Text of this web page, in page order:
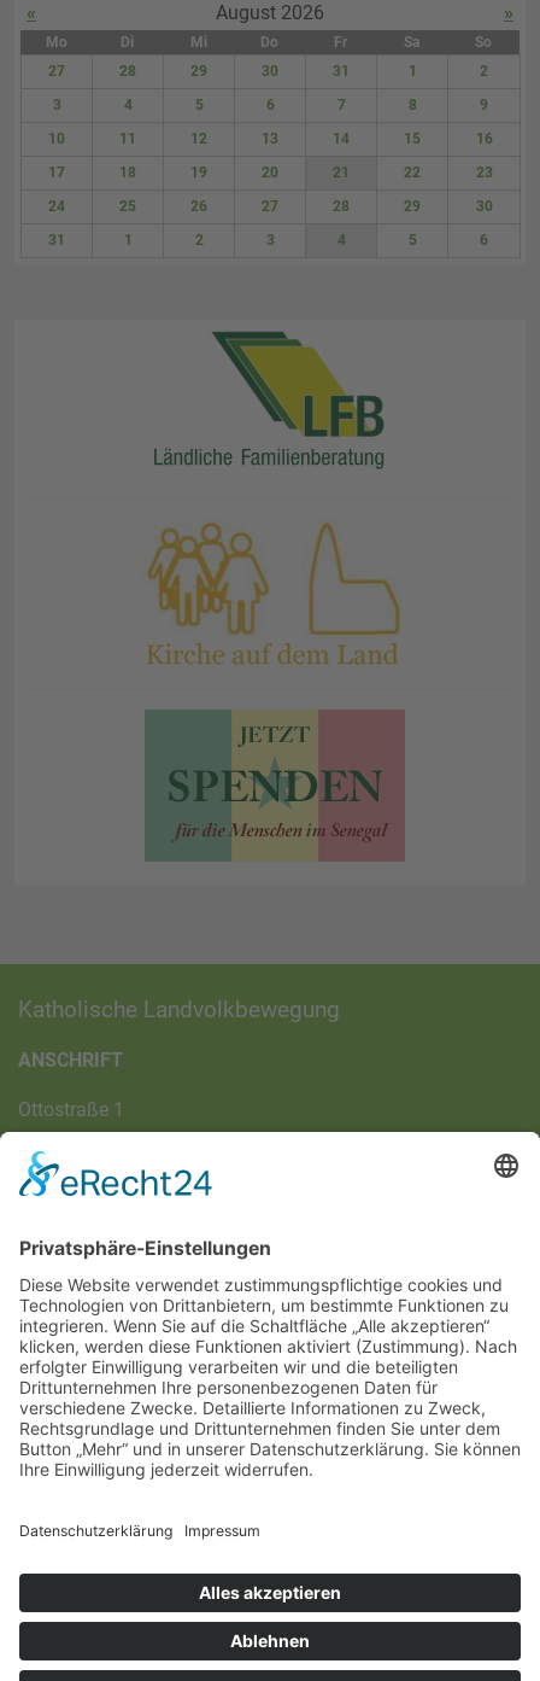
« August 2026 »
Mo Di Mi Do Fr Sa
So
27
28 29 30 31 1
2
3
4 5 6 7 8
9
10
11 12 13 14 15
16
17
18 19 20 21 22
23
24
25 26 27 28 29
30
31
1 2 3 4 5 6
Katholische Landvolkbewegung
ANSCHRIFT
Ottostraße 1
DIREKT-KONTAKT
Telefon: (09 31) 3 86 - 63 7 21
Du findest uns auf Facebook